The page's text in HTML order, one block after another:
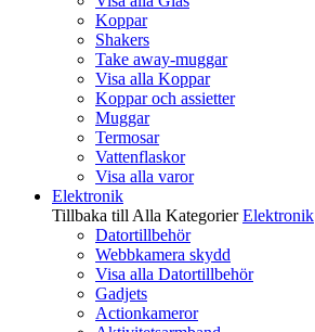
Koppar
Shakers
Take away-muggar
Visa alla Koppar
Koppar och assietter
Muggar
Termosar
Vattenflaskor
Visa alla varor
Elektronik
Tillbaka till Alla Kategorier Elektronik
Datortillbehör
Webbkamera skydd
Visa alla Datortillbehör
Gadjets
Actionkameror